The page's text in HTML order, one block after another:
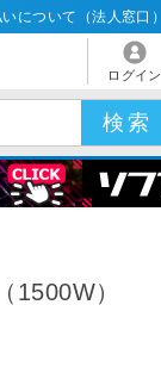
について（法人窓口）
ログイン
1500W）